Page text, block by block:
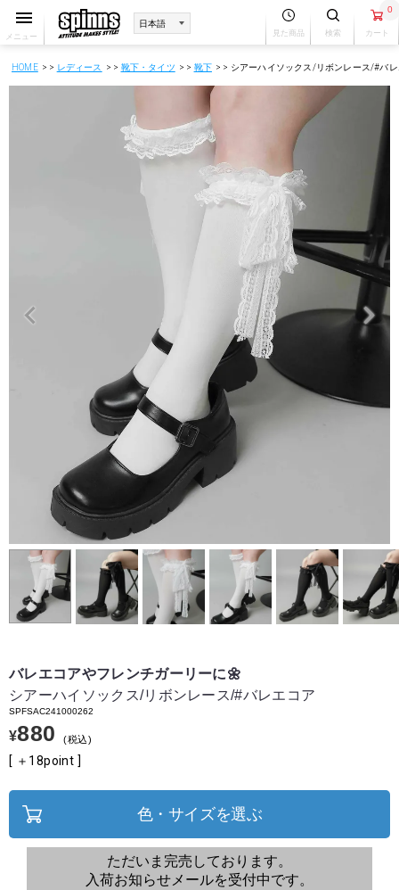
メニュー 見た商品 検索
0
カート
HOME レディース 靴下・タイツ 靴下 シアーハイソックス/リボンレース/#バ
バレエコアやフレンチガーリーに🌼
シアーハイソックス/リボンレース/#バレエコア
SPFSAC241000262
¥880 税込
[ ＋ 18point ]
色・サイズを選ぶ
ただいま完売しております。
入荷お知らせメールを受付中です。